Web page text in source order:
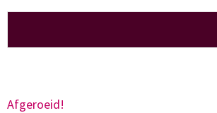
Afgeroeid!